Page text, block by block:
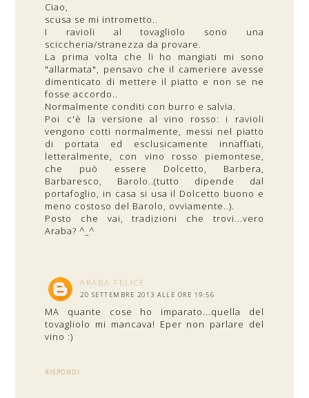
Ciao,
scusa se mi intrometto..
I ravioli al tovagliolo sono una
sciccheria/stranezza da provare.
La prima volta che li ho mangiati mi sono
"allarmata", pensavo che il cameriere avesse
dimenticato di mettere il piatto e non se ne
fosse accordo..
Normalmente conditi con burro e salvia.
Poi c'è la versione al vino rosso: i ravioli
vengono cotti normalmente, messi nel piatto
di portata ed esclusicamente innaffiati,
letteralmente, con vino rosso piemontese,
che può essere Dolcetto, Barbera,
Barbaresco, Barolo..(tutto dipende dal
portafoglio, in casa si usa il Dolcetto buono e
meno costoso del Barolo, ovviamente..).
Posto che vai, tradizioni che trovi...vero
Araba? ^_^
ARABA FELICE
20 SETTEMBRE 2013 ALLE ORE 19:56
MA quante cose ho imparato...quella del
tovagliolo mi mancava! Eper non parlare del
vino :)
RISPONDI